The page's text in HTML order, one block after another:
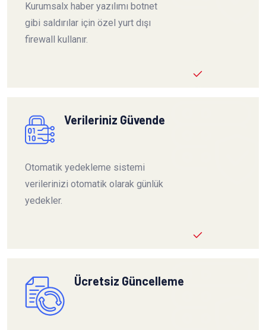
Kurumsalx haber yazılımı botnet
gibi saldırılar için özel yurt dışı
firewall kullanır.
Verileriniz Güvende
Otomatik yedekleme sistemi
verilerinizi otomatik olarak günlük
yedekler.
Ücretsiz Güncelleme